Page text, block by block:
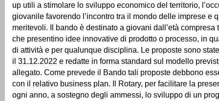
up utili a stimolare lo sviluppo economico del territorio,
giovanile favorendo l’incontro tra il mondo delle imprese e
meritevoli. Il bando è destinato a giovani dall’età compresa
che presentino idee innovative di prodotto o processo, in
di attività e per qualunque disciplina. Le proposte sono
il 31.12.2022 e redatte in forma standard sul modello
allegato. Come prevede il Bando tali proposte debbono
con il relativo business plan. Il Rotary, per facilitare la
ogni anno, a sostegno degli ammessi, lo sviluppo di un